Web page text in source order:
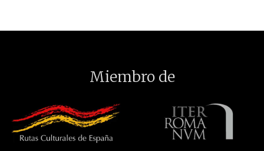
Miembro de